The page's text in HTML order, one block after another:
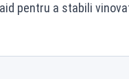
pentru a stabili